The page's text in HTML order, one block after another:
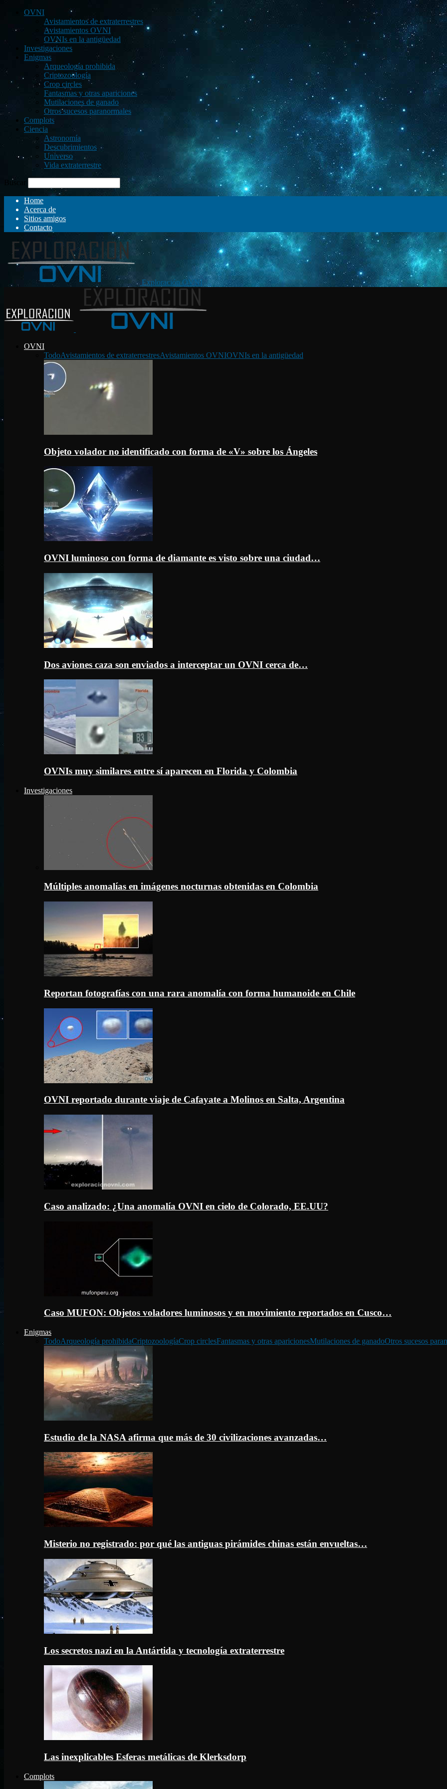
OVNI
Avistamientos de extraterrestres
Avistamientos OVNI
OVNIs en la antigüedad
Investigaciones
Enigmas
Arqueología prohibida
Criptozoología
Crop circles
Fantasmas y otras apariciones
Mutilaciones de ganado
Otros sucesos paranormales
Complots
Ciencia
Astronomía
Descubrimientos
Universo
Vida extraterrestre
Buscar
Home
Acerca de
Sitios amigos
Contacto
Exploración OVNI
OVNI
TodoAvistamientos de extraterrestresAvistamientos OVNIOVNIs en la antigüedad
Objeto volador no identificado con forma de «V» sobre los Ángeles
OVNI luminoso con forma de diamante es visto sobre una ciudad…
Dos aviones caza son enviados a interceptar un OVNI cerca de…
OVNIs muy similares entre sí aparecen en Florida y Colombia
Investigaciones
Múltiples anomalías en imágenes nocturnas obtenidas en Colombia
Reportan fotografías con una rara anomalía con forma humanoide en Chile
OVNI reportado durante viaje de Cafayate a Molinos en Salta, Argentina
Caso analizado: ¿Una anomalía OVNI en cielo de Colorado, EE.UU?
Caso MUFON: Objetos voladores luminosos y en movimiento reportados en Cusco…
Enigmas
TodoArqueología prohibidaCriptozoologíaCrop circlesFantasmas y otras aparicionesMutilaciones de ganadoOtros sucesos
Estudio de la NASA afirma que más de 30 civilizaciones avanzadas…
Misterio no registrado: por qué las antiguas pirámides chinas están envueltas…
Los secretos nazi en la Antártida y tecnología extraterrestre
Las inexplicables Esferas metálicas de Klerksdorp
Complots